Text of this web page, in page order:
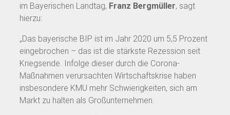
im Bayerischen Landtag, Franz Bergmüller, sagt
hierzu:
„Das bayerische BIP ist im Jahr 2020 um 5,5 Prozent
eingebrochen – das ist die stärkste Rezession seit
Kriegsende. Infolge dieser durch die Corona-
Maßnahmen verursachten Wirtschaftskrise haben
insbesondere KMU mehr Schwierigkeiten, sich am
Markt zu halten als Großunternehmen.